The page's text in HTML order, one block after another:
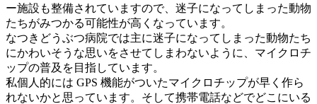
ー施設も整備されていますので、迷子になってしまった動物
たちがみつかる可能性が高くなっています。
なつきどうぶつ病院では主に迷子になってしまった動物たち
にかわいそうな思いをさせてしまわないように、マイクロチ
ップの普及を目指しています。
私個人的には GPS 機能がついたマイクロチップが早く作ら
れないかと思っています。そして携帯電話などでどこにいる